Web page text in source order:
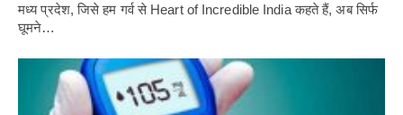
मध्य प्रदेश, जिसे हम गर्व से Heart of Incredible India कहते हैं, अब सिर्फ
घूमने…